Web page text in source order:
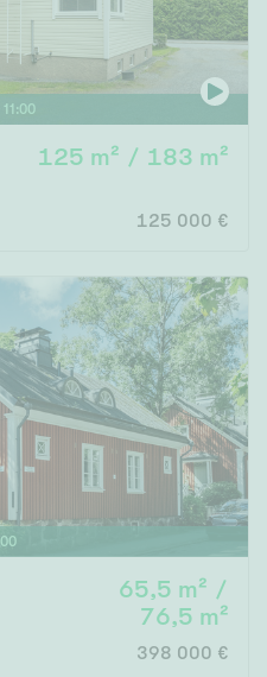
11 :00
125 m² / 183 m²
125 000 €
00
65,5 m² /
76,5 m²
398 000 €